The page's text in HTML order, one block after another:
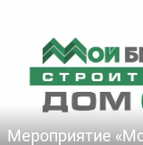
Мероприятие